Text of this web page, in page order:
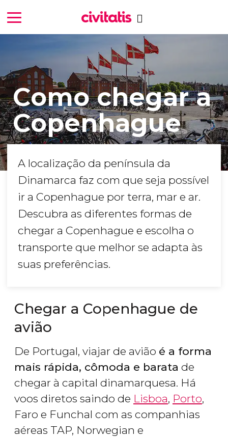
Como chegar a
Copenhague
A localização da península da
Dinamarca faz com que seja possível
ir a Copenhague por terra, mar e ar.
Descubra as diferentes formas de
chegar a Copenhague e escolha o
transporte que melhor se adapta às
suas preferências.
Chegar a Copenhague de
avião
De Portugal, viajar de avião é a forma
mais rápida, cômoda e barata de
chegar à capital dinamarquesa. Há
voos diretos saindo de Lisboa, Porto,
Faro e Funchal com as companhias
aéreas TAP, Norwegian e